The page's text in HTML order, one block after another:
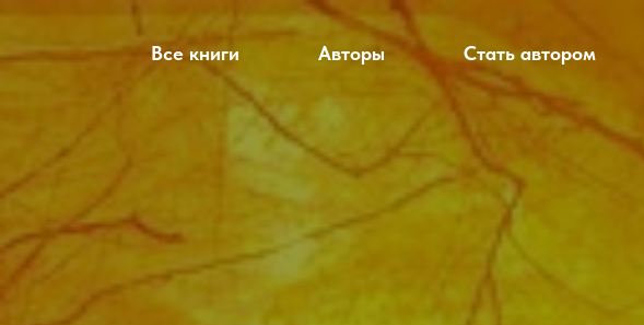
Все книги Авторы Стать автором